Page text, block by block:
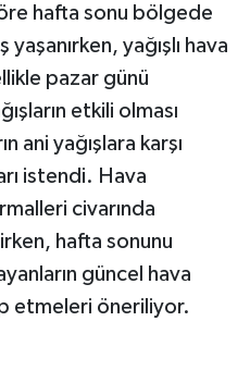
hafta sonu bölgede
yaşanırken, yağışlı hava
pazar günü
etkili olması
ani yağışlara karşı
istendi. Hava
civarında
hafta sonunu
güncel hava
etmeleri öneriliyor.